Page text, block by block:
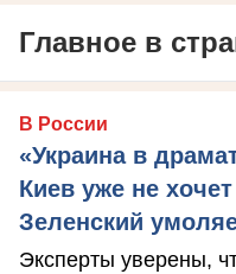
Главное в
В России
«Украина в
Киев уже не
Зеленский
Эксперты уверены,